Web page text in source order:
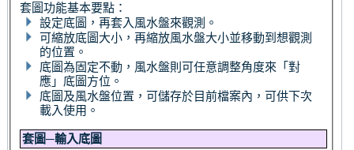
套圖功能基本要點：
設定底圖，再套入風水盤來觀測。
可縮放底圖大小，再縮放風水盤大小並移動到想觀測
的位置。
底圖為固定不動，風水盤則可任意調整角度來「對
應」底圖方位。
底圖及風水盤位置，可儲存於目前檔案內，可供下次
載入使用。
套圖─輸入底圖